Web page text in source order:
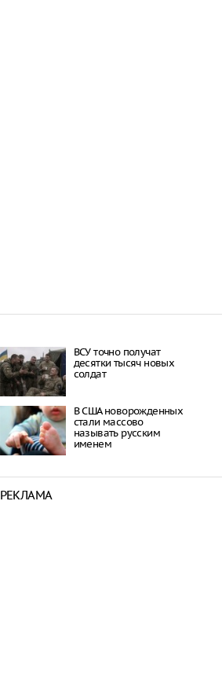
ВСУ точно получат
десятки тысяч новых
солдат
В США новорожденных
стали массово
называть русским
именем
РЕКЛАМА